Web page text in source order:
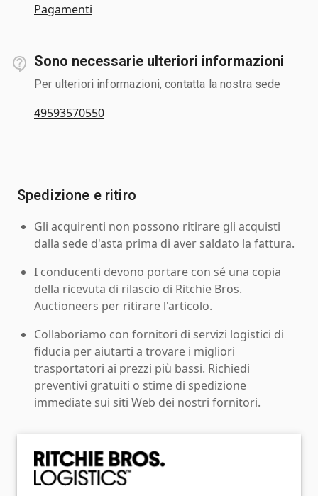
Pagamenti
Sono necessarie ulteriori informazioni
Per ulteriori informazioni, contatta la nostra sede
49593570550
Spedizione e ritiro
Gli acquirenti non possono ritirare gli acquisti
dalla sede d'asta prima di aver saldato la fattura.
I conducenti devono portare con sé una copia
della ricevuta di rilascio di Ritchie Bros.
Auctioneers per ritirare l'articolo.
Collaboriamo con fornitori di servizi logistici di
fiducia per aiutarti a trovare i migliori
trasportatori ai prezzi più bassi. Richiedi
preventivi gratuiti o stime di spedizione
immediate sui siti Web dei nostri fornitori.